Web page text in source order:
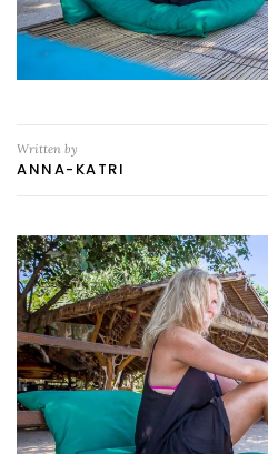
Written by
ANNA-KATRI